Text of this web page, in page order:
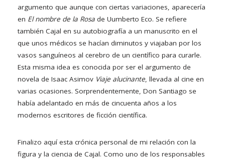
argumento que aunque con ciertas variaciones, aparecería
en El nombre de la Rosa de Uumberto Eco. Se refiere
también Cajal en su autobiografía a un manuscrito en el
que unos médicos se hacían diminutos y viajaban por los
vasos sanguíneos al cerebro de un científico para curarle.
Esta misma idea es conocida por ser el argumento de
novela de Isaac Asimov Viaje alucinante, llevada al cine en
varias ocasiones. Sorprendentemente, Don Santiago se
había adelantado en más de cincuenta años a los
modernos escritores de ficción científica.
Finalizo aquí esta crónica personal de mi relación con la
figura y la ciencia de Cajal. Como uno de los responsables